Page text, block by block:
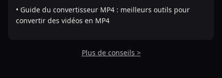
• Guide du convertisseur MP4 : meilleurs outils pour
convertir des vidéos en MP4
Plus de conseils >